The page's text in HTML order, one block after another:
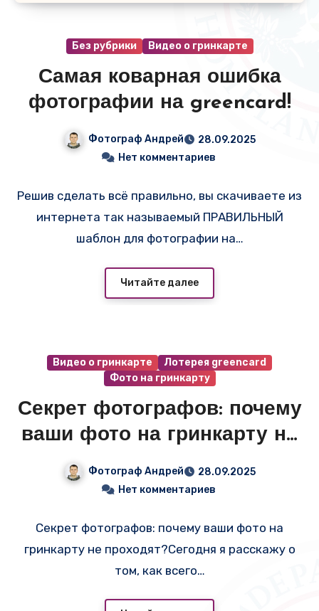
Без рубрики Видео о гринкарте
Самая коварная ошибка
фотографии на greencard!
Фотограф Андрей
28.09.2025
Нет комментариев
Решив сделать всё правильно, вы скачиваете из
интернета так называемый ПРАВИЛЬНЫЙ
шаблон для фотографии на…
Читайте далее
Видео о гринкарте
Лотерея greencard
Фото на гринкарту
Секрет фотографов: почему
ваши фото на гринкарту не
Фотограф Андрей
28.09.2025
Нет комментариев
Секрет фотографов: почему ваши фото на
гринкарту не проходят?Сегодня я расскажу о
том, как всего…